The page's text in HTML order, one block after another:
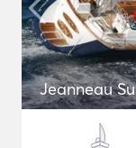
Jeanneau